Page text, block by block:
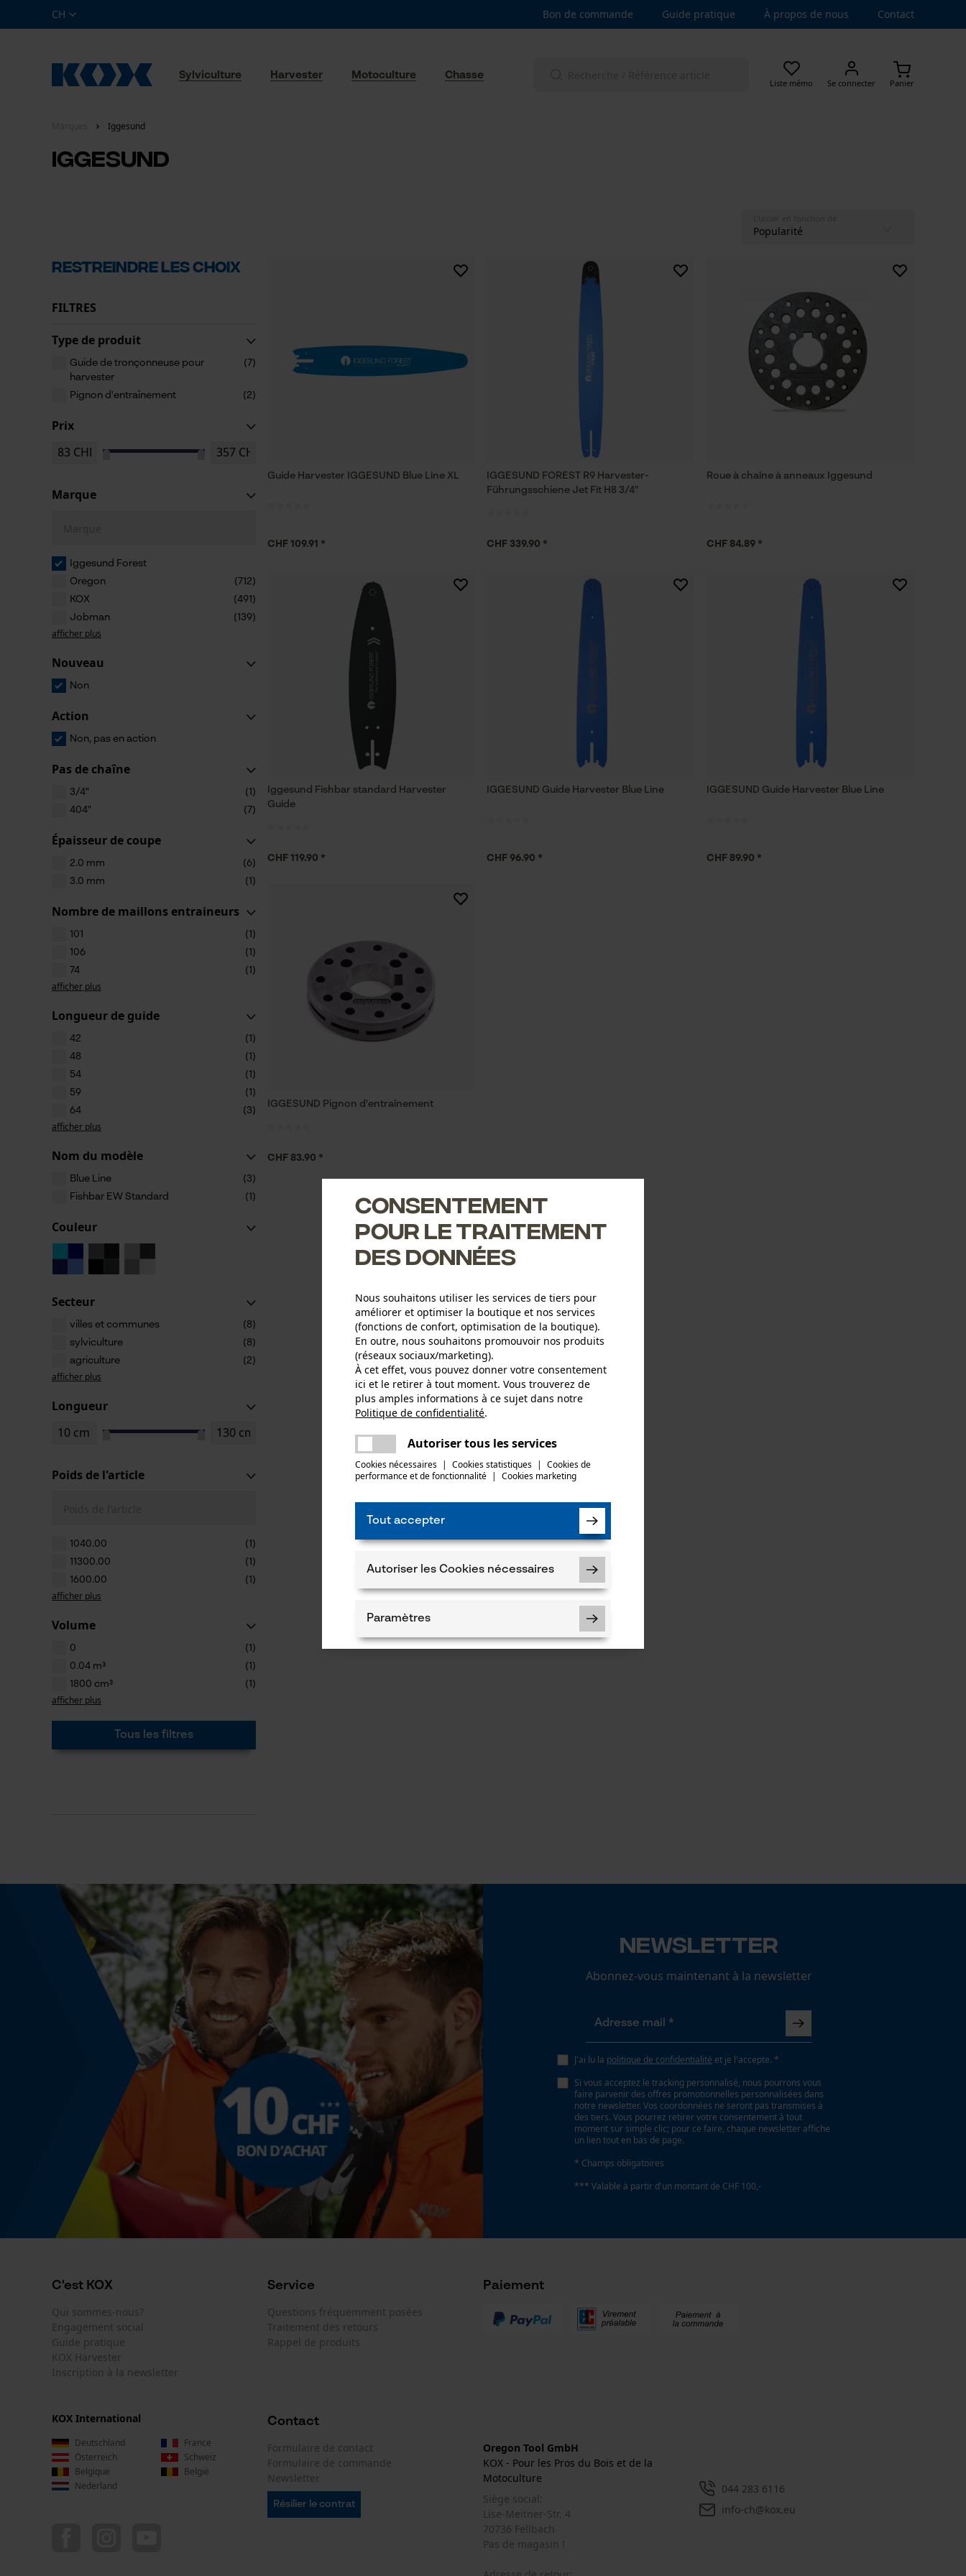
CH Bon de commande Guide pratique À propos de nous Contact
Liste mémo Se connecter Panier
Sylviculture Harvester Motoculture Chasse
Iggesund
Iggesund
RESTREINDRE LES CHOIX
FILTRES
Type de produit
Guide de tronçonneuse pour
harvester
(7)
Pignon d'entraînement (2)
Prix
Marque
Iggesund Forest
Oregon
(712)
KOX
(491)
Jobman
(139)
afficher plus
Nouveau
Non
Action
Non, pas en action
Pas de chaîne
3/4"
(1)
404"
(7)
Épaisseur de coupe
2.0 mm
(6)
3.0 mm
(1)
Nombre de maillons entraineurs
101
(1)
106
(1)
74
(1)
afficher plus
Longueur de guide
42
(1)
48
(1)
54
(1)
59
(1)
64
(3)
afficher plus
Nom du modèle
Blue Line
(3)
Fishbar EW Standard
(1)
Couleur
Secteur
villes et communes
(8)
sylviculture
(8)
agriculture
(2)
afficher plus
Longueur
Poids de l'article
1040.00
(1)
11300.00
(1)
1600.00
(1)
afficher plus
Volume
0
(1)
0.04 m³
(1)
1800 cm³
(1)
afficher plus
Tous les filtres
Guide Harvester IGGESUND Blue Line XL
CHF 109.91 *
IGGESUND FOREST R9 Harvester-
Führungsschiene Jet Fit H8 3/4"
CHF 339.90 *
Roue à chaîne à anneaux Iggesund
CHF 84.89 *
Iggesund Fishbar standard Harvester
Guide
CHF 119.90 *
IGGESUND Guide Harvester Blue Line
CHF 96.90 *
IGGESUND Guide Harvester Blue Line
CHF 89.90 *
IGGESUND Pignon d'entraînement
CHF 83.90 *
Newsletter
Abonnez-vous maintenant à la newsletter
J'ai lu la politique de confidentialité et je l'accepte. *
Si vous acceptez le tracking personnalisé, nous pourrons vous
faire parvenir des offres promotionnelles personnalisées dans
notre newsletter. Vos coordonnées ne seront pas transmises à
des tiers. Vous pourrez retirer votre consentement à tout
moment sur simple clic; pour ce faire, chaque newsletter affiche
un lien tout en bas de page.
* Champs obligatoires
*** Valable à partir d'un montant de CHF 100,-
C'est KOX
Qui sommes-nous?
Engagement social
Guide pratique
KOX Harvester
Inscription à la newsletter
Service
Questions fréquemment posées
Traitement des retours
Rappel de produits
Paiement
Contact
Formulaire de contact
Formulaire de commande
Newsletter
Résilier le contrat
Oregon Tool GmbH
KOX - Pour les Pros du Bois et de la
Motoculture
Siège social:
Lise-Meitner-Str. 4
70736 Fellbach
Pas de magasin !
044 283 6116
info-ch@kox.eu
KOX International
Deutschland
France
Österreich
Schweiz
Belgique
België
Nederland
Consentement
pour le traitement
des données
Nous souhaitons utiliser les services de tiers pour
améliorer et optimiser la boutique et nos services
(fonctions de confort, optimisation de la boutique).
En outre, nous souhaitons promouvoir nos produits
(réseaux sociaux/marketing).
À cet effet, vous pouvez donner votre consentement
ici et le retirer à tout moment. Vous trouverez de
plus amples informations à ce sujet dans notre
Politique de confidentialité.
Autoriser tous les services
Cookies nécessaires | Cookies statistiques |
Cookies de
performance et de fonctionnalité | Cookies marketing
Tout accepter
Autoriser les Cookies nécessaires
Paramètres
Cookies statistiques
Econda Analytics
Mouseflow Web Analytics Tool
Cookies de performance et de
fonctionnalité
Loop54 Personalization
Panier sauvegardé
Google Maps
Google Global Site Tag
Microsoft Advertising Universal Event
Une erreur s'est produite. Veuillez essayer
encore.
partager